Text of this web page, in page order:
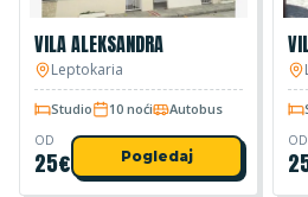
VILA ALEKSANDRA
Leptokaria
Studio 10 noći Autobus
OD
25€ Pogledaj
OD